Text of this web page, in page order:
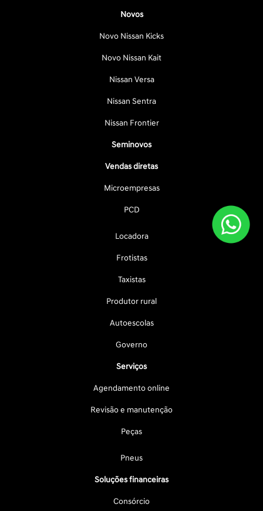
Novos
Novo Nissan Kicks
Novo Nissan Kait
Nissan Versa
Nissan Sentra
Nissan Frontier
Seminovos
Vendas diretas
Microempresas
PCD
Locadora
Frotistas
Taxistas
Produtor rural
Autoescolas
Governo
Serviços
Agendamento online
Revisão e manutenção
Peças
Pneus
Soluções financeiras
Consórcio